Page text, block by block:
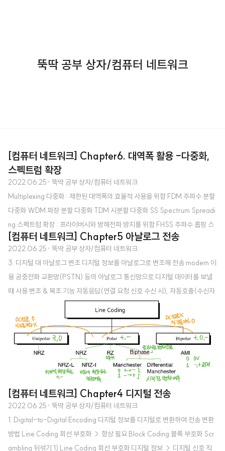
뚝딱 공부 상자/컴퓨터 네트워크
[컴퓨터 네트워크] Chapter6. 대역폭 활용 -다중화,
스펙트럼 확장
2022.06.25 · 뚝딱 공부 상자/컴퓨터 네트워크
Multiplexing 다중화 : 제한된 대역폭의 효율적 사용을 위함 FDM 주파수 분할
다중화 WDM 파장 분할 다중화 TDM 시분할 다중화 SS Spectrum Spreadi
ng 스펙트럼 확장 : 프라이버시와 방해전파 방지를 위함 FHSS 주파수 홉핑 스
펙트럼 확산 DSSS 직접 순서 확산 1. 다중화 (n→1, mux) 한 링크로 여러 기기
가 동시 전송하기 위한 기술 MUX, DEMUX 1) FDM Frequency-Division
Multiplexing 주파수 분할 다중화 여러 아날로그신호 합성 → 하나의 아날로그
신호 전송되는 신호들의 대역폭 합계 < 링크 대역폭 일 때 가능 각 기기의 신호
를 모두 다른 반송주파수로 변조 후 복합신호로 합침! 반송주파수들은 보호대역
[컴퓨터 네트워크] Chapter5 아날로그 전송
2022.06.25 · 뚝딱 공부 상자/컴퓨터 네트워크
3. 디지털 대 아날로그 변조 디지털 정보를 아날로그로 변조해 전송 modem 이
용 공중전화 교환망(PSTN) 등의 아날로그 통신망으로 디지털 데이터를 보낼
때 사용 변조 & 복조 기능 자동응답(연결 요청 신호 수신 시), 자동호출(수신자
가 응답없을 시 여러번 재호출 시도), 자동 속도조절 기능 변조 & 복조 : 무언가
를 아날로그 반송신호 주파수로 변환하는 것, 다시 원래 정보로 변환하는 것 아
날로그 신호의 장거리 전송을 위해 반송파(채널에 적합한 주파수와 진폭을 가
진 정현파)에 실어 보냄 용어 복습 비트율 N = 초당신호수(보오율B)S * 신호
당비트수r 신호당비트수r = log_2 신호요소수 보오율(초당신호수)B 반송파
신호(반송주파수, 반송파, Carrier Signal, Carrier Frequen..
[컴퓨터 네트워크] Chapter4 디지털 전송
2022.06.25 · 뚝딱 공부 상자/컴퓨터 네트워크
1. Digital-to-Digital Encoding 디지털 정보를 디지털로 변환하여 전송 변환
방법 Line Coding 회선 부호화 → 항상 필요 Block Coding 블록 부호화 Scr
ambling 뒤섞기 1) Line Coding 회선 부호화 디지털 정보 → 디지털 신호 직